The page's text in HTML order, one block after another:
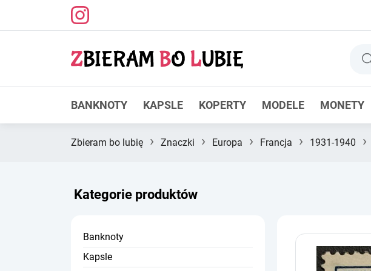
BANKNOTY KAPSLE KOPERTY MODELE MONETY
Zbieram bo lubię › Znaczki › Europa › Francja › 1931-1940 ›
Kategorie produktów
Banknoty
Kapsle